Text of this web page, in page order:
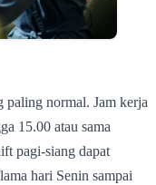
paling normal. Jam kerja
15.00 atau sama
pagi-siang dapat
hari Senin sampai